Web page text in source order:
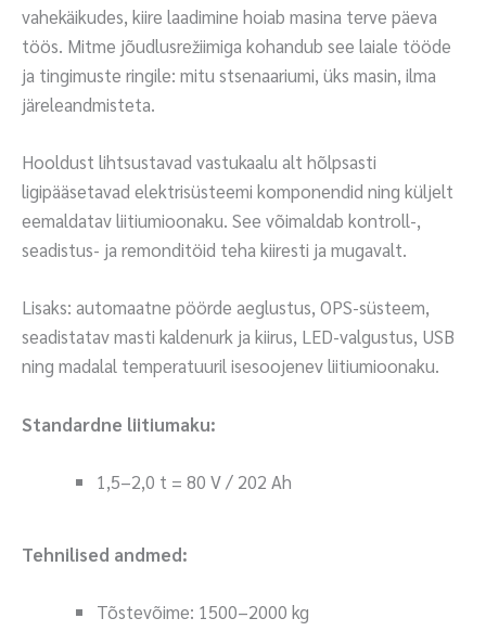
vahekäikudes, kiire laadimine hoiab masina terve päeva
töös. Mitme jõudlusrežiimiga kohandub see laiale tööde
ja tingimuste ringile: mitu stsenaariumi, üks masin, ilma
järeleandmisteta.
Hooldust lihtsustavad vastukaalu alt hõlpsasti
ligipääsetavad elektrisüsteemi komponendid ning küljelt
eemaldatav liitiumioonaku. See võimaldab kontroll-,
seadistus- ja remonditöid teha kiiresti ja mugavalt.
Lisaks: automaatne pöörde aeglustus, OPS-süsteem,
seadistatav masti kaldenurk ja kiirus, LED-valgustus, USB
ning madalal temperatuuril isesoojenev liitiumioonaku.
Standardne liitiumaku:
1,5–2,0 t = 80 V / 202 Ah
Tehnilised andmed:
Tõstevõime: 1500–2000 kg